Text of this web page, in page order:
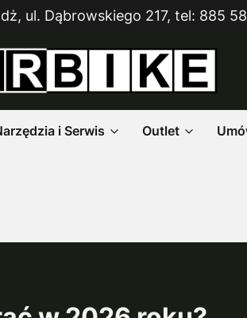
ul. Dąbrowskiego 217, tel: 885
i Serwis Outlet